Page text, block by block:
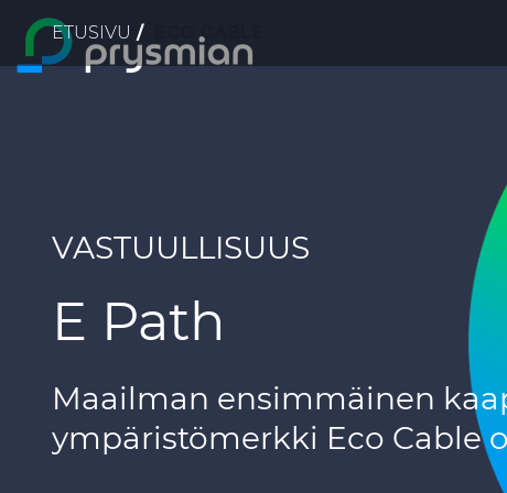
prysmian.skip_to_main_content
Murupolku
ETUSIVU ECO CABLE
VASTUULLISUUS
E Path
Maailman ensimmäinen
ympäristömerkki Eco Cable